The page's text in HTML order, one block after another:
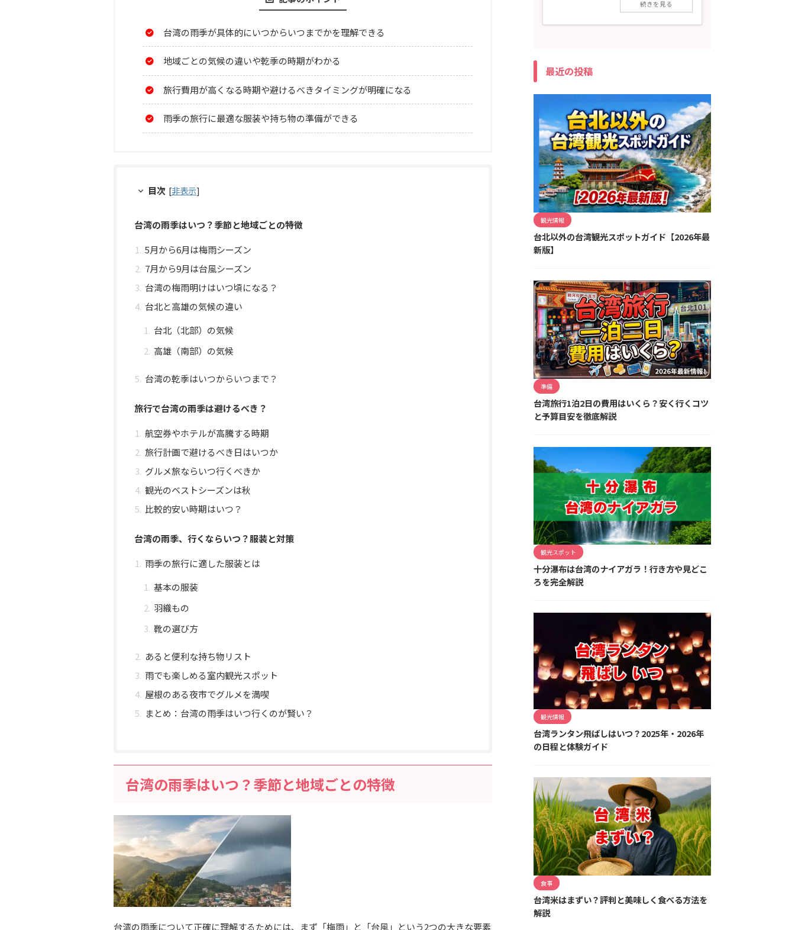
台湾の雨季が具体的にいつからいつまでかを理解できる
地域ごとの気候の違いや乾季の時期がわかる
旅行費用が高くなる時期や避けるべきタイミングが明確になる
雨季の旅行に最適な服装や持ち物の準備ができる
目次 [非表示]
台湾の雨季はいつ？季節と地域ごとの特徴
5月から6月は梅雨シーズン
7月から9月は台風シーズン
台湾の梅雨明けはいつ頃になる？
台北と高雄の気候の違い
台北（北部）の気候
高雄（南部）の気候
台湾の乾季はいつからいつまで？
旅行で台湾の雨季は避けるべき？
航空券やホテルが高騰する時期
旅行計画で避けるべき日はいつか
グルメ旅ならいつ行くべきか
観光のベストシーズンは秋
比較的安い時期はいつ？
台湾の雨季、行くならいつ？服装と対策
雨季の旅行に適した服装とは
基本の服装
羽織もの
靴の選び方
あると便利な持ち物リスト
雨でも楽しめる室内観光スポット
屋根のある夜市でグルメを満喫
まとめ：台湾の雨季はいつ行くのが賢い？
台湾の雨季はいつ？季節と地域ごとの特徴
台湾の雨季について正確に理解するためには、まず「梅雨」と「台風」という2つの大きな要素
続きを見る
最近の投稿
観光情報
台北以外の台湾観光スポットガイド【2026年最
新版】
準備
台湾旅行1泊2日の費用はいくら？安く行くコツ
と予算目安を徹底解説
観光スポット
十分瀑布は台湾のナイアガラ！行き方や見どこ
ろを完全解説
観光情報
台湾ランタン飛ばしはいつ？2025年・2026年
の日程と体験ガイド
食事
台湾米はまずい？評判と美味しく食べる方法を
解説